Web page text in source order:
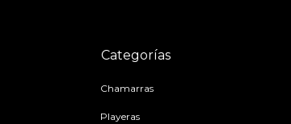
Categorías
Chamarras
Playeras